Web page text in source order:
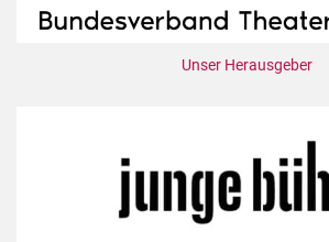
Unser Herausgeber